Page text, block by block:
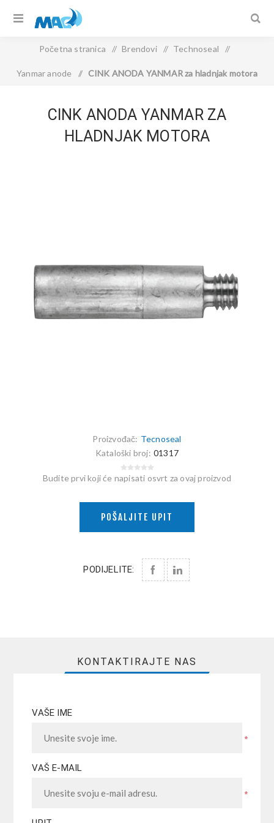
Početna stranica / Brendovi / Technoseal /
Yanmar anode / CINK ANODA YANMAR za hladnjak motora
CINK ANODA YANMAR ZA
HLADNJAK MOTORA
Proizvođač: Tecnoseal
Kataloški broj: 01317
Budite prvi koji će napisati osvrt za ovaj proizvod
POŠALJITE UPIT
PODIJELITE:
KONTAKTIRAJTE NAS
VAŠE IME
*
VAŠ E-MAIL
*